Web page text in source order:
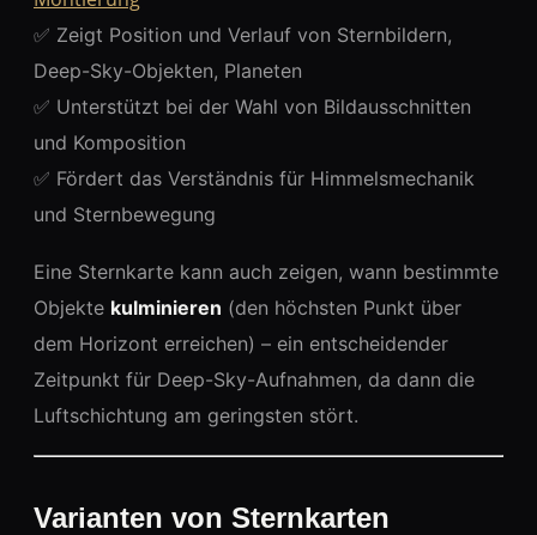
✅ Zeigt Position und Verlauf von Sternbildern,
Deep-Sky-Objekten, Planeten
✅ Unterstützt bei der Wahl von Bildausschnitten
und Komposition
✅ Fördert das Verständnis für Himmelsmechanik
und Sternbewegung
Eine Sternkarte kann auch zeigen, wann bestimmte
Objekte kulminieren (den höchsten Punkt über
dem Horizont erreichen) – ein entscheidender
Zeitpunkt für Deep-Sky-Aufnahmen, da dann die
Luftschichtung am geringsten stört.
Varianten von Sternkarten